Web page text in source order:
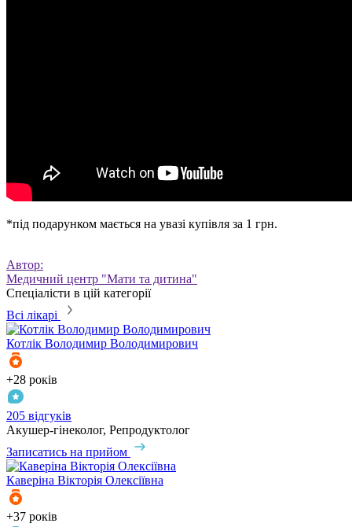
*під подарунком мається на увазі купівля за 1 грн.
Автор:
Медичний центр "Мати та дитина"
Спеціалісти в цій категорії
Всі лікарі
Котлік Володимир Володимирович
+28 років
205 відгуків
Акушер-гінеколог, Репродуктолог
Записатись на прийом
Каверіна Вікторія Олексіївна
+37 років